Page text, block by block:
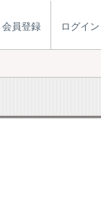
会員登録 ログイン